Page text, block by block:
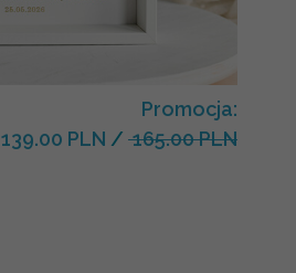
Promocja:
139.00 PLN / 165.00 PLN